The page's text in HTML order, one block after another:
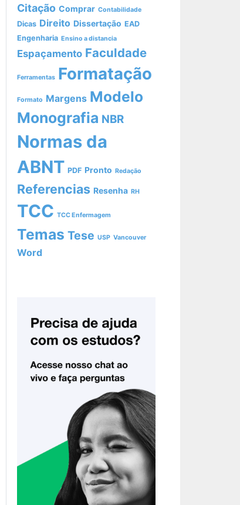
Citação Comprar Contabilidade
Dicas Direito Dissertação EAD
Engenharia Ensino a distancia
Espaçamento Faculdade
Ferramentas Formatação
Formato Margens Modelo
Monografia NBR
Normas da
ABNT PDF Pronto Redação
Referencias Resenha RH
TCC TCC Enfermagem
Temas Tese USP Vancouver
Word